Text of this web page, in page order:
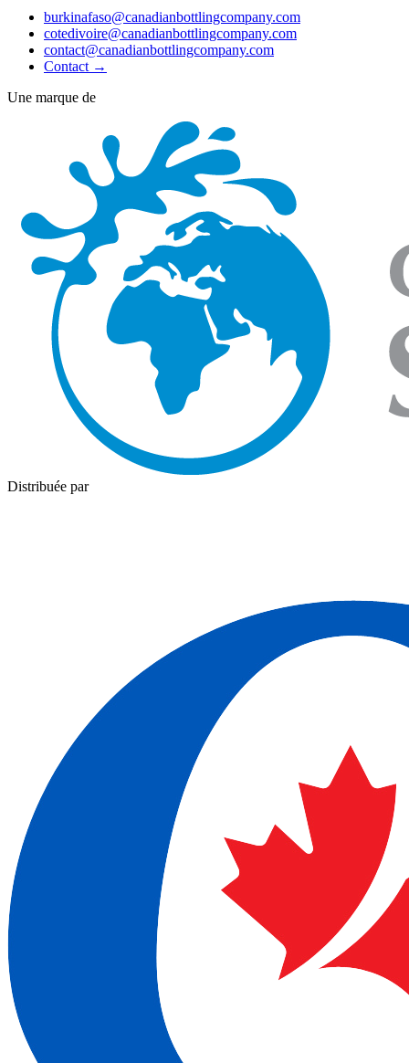
burkinafaso@canadianbottlingcompany.com
cotedivoire@canadianbottlingcompany.com
contact@canadianbottlingcompany.com
Contact →
Une marque de
Distribuée par